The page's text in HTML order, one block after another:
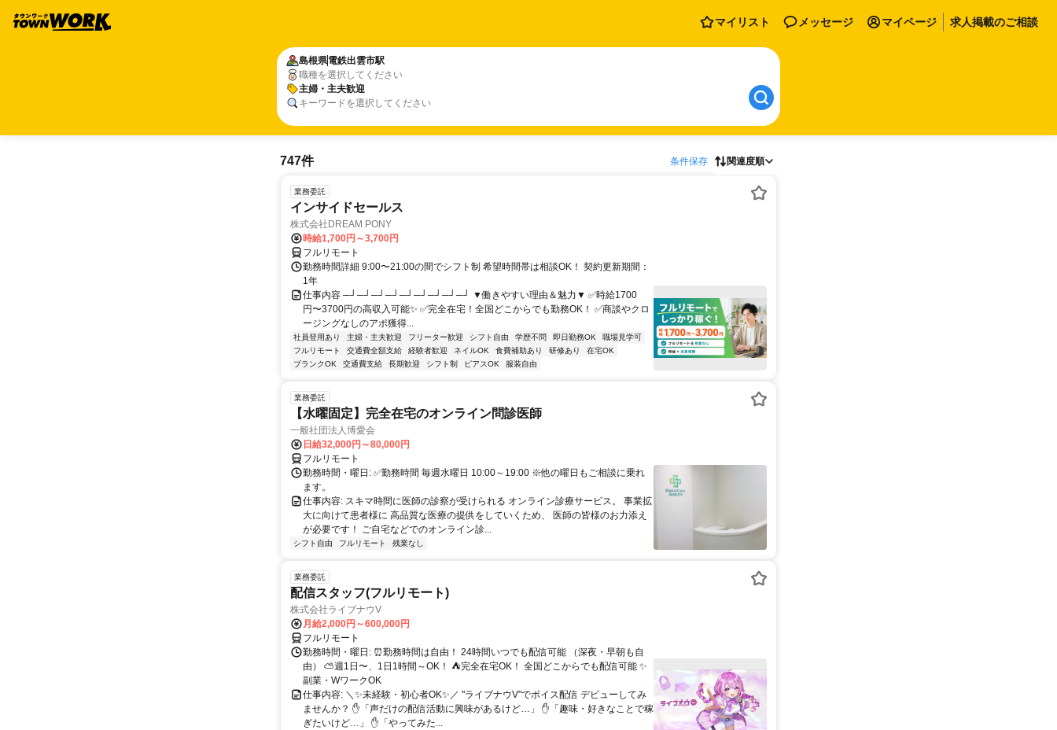
マイリスト メッセージ マイページ 求人掲載のご相談
島根県電鉄出雲市駅
職種を選択してください
主婦・主夫歓迎
キーワードを選択してください
747件 条件保存 関連度順
業務委託
インサイドセールス
株式会社DREAM PONY
時給1,700円～3,700円
フルリモート
勤務時間詳細 9:00〜21:00の間でシフト制 希望時間帯は相談OK！ 契約更新期間：
1年
仕事内容 ─┘─┘─┘─┘─┘─┘─┘─┘─┘ ▼働きやすい理由＆魅力▼ ✅時給1700
円〜3700円の高収入可能✨ ✅完全在宅！全国どこからでも勤務OK！ ✅商談やクロ
ージングなしのアポ獲得...
社員登用あり 主婦・主夫歓迎 フリーター歓迎 シフト自由 学歴不問 即日勤務OK
職場見学可
フルリモート
交通費全額支給 経験者歓迎 ネイルOK 食費補助あり 研修あり
在宅OK
ブランクOK
交通費支給 長期歓迎 シフト制 ピアスOK 服装自由
業務委託
【水曜固定】完全在宅のオンライン問診医師
一般社団法人博愛会
日給32,000円～80,000円
フルリモート
勤務時間・曜日: ✅勤務時間 毎週水曜日 10:00～19:00 ※他の曜日もご相談に乗れ
ます。
仕事内容: スキマ時間に医師の診察が受けられる オンライン診療サービス。 事業拡
大に向けて患者様に 高品質な医療の提供をしていくため、 医師の皆様のお力添え
が必要です！ ご自宅などでのオンライン診...
シフト自由 フルリモート 残業なし
業務委託
配信スタッフ(フルリモート)
株式会社ライブナウV
月給2,000円～600,000円
フルリモート
勤務時間・曜日: ⏰勤務時間は自由！ 24時間いつでも配信可能 （深夜・早朝も自
由） ⛅週1日〜、1日1時間～OK！ ⛺完全在宅OK！ 全国どこからでも配信可能 ✨
副業・WワークOK
仕事内容: ＼✨未経験・初心者OK✨／ "ライブナウV"でボイス配信 デビューしてみ
ませんか？ ✋「声だけの配信活動に興味があるけど…」 ✋「趣味・好きなことで稼
ぎたいけど…」 ✋「やってみた...